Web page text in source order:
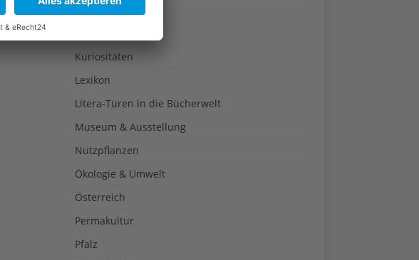
Kultur
Kuriositäten
Lexikon
Litera-Türen in die Bücherwelt
Museum & Ausstellung
Nutzpflanzen
Ökologie & Umwelt
Österreich
Permakultur
Pfalz